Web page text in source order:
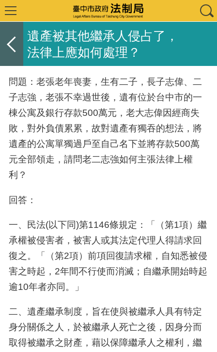
遺產被其他繼承人侵占了，
法律上應如何處理？
問題：老張老年喪妻，生有二子，長子志偉、二
子志強，老張不幸過世後，遺有位於台中市的一
棟公寓及銀行存款500萬元，老大志偉因經商失
敗，對外負債累累，故對遺產有獨吞的想法，將
遺產的公寓單獨過戶至自己名下並將存款500萬
元全部領走，請問老二志強如何主張法律上權
利？
回答：
一、民法(以下同)第1146條規定：「（第1項）繼
承權被侵害者，被害人或其法定代理人得請求回
復之。「（第2項）前項回復請求權，自知悉被侵
害之時起，2年間不行使而消滅；自繼承開始時起
逾10年者亦同。」
二、遺產繼承制度，旨在使與被繼承人具有特定
身分關係之人，於被繼承人死亡之後，因身分而
取得被繼承之財產，藉以保障繼承人之權利，繼